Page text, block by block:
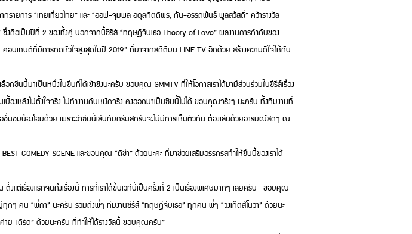
กรายการ “เทยเที่ยวไทย” และ “ออฟ-จุมพล อดุลกิตติพร, กัน-อรรถพันธ์ พูลสวัสดิ์” คว้ารางวัล
งถือเป็นปีที่ 2 ของทั้งคู่ นอกจากนี้ซีรีส์ “ทฤษฎีจีบเธอ Theory of Love” ผลงานการกำกับของ
อนเทนต์ที่มีการกดหัวใจสูงสุดในปี 2019” ที่มาจากสถิติบน LINE TV อีกด้วย สร้างความดีใจให้กับ
กซีนนี้มาเป็นหนึ่งในซีนที่ได้เข้าชิงนะครับ ขอบคุณ GMMTV ที่ให้โอกาสเราได้มามีส่วนร่วมในซีรีส์เรื่อง
งหลังไม่ตั้งใจจริง ไม่ทำงานกันหนักจริง คงออกมาเป็นซีนนี้ไม่ได้ ขอบคุณจริงๆ นะครับ ทั้งทีมงานที่
ชมน้องโอมด้วย เพราะว่าซีนนี้เล่นกับกรีนสกรีนจะไม่มีการเห็นตัวกัน ต้องเล่นด้วยอารมณ์สดๆ ณ
COMEDY SCENE และขอบคุณ “ติช่า” ด้วยนะคะ ที่มาช่วยเสริมอรรถรสทำให้ซีนนี้ของเราได้
เรื่องแรกจนถึงเรื่องนี้ การที่เราได้ขึ้นเวทีนี้เป็นครั้งที่ 2 เป็นเรื่องพิเศษมากๆ เลยครับ ขอบคุณ
น “พี่ถา” นะครับ รวมถึงพี่ๆ ทีมงานซีรีส์ “ทฤษฎีจีบเธอ” ทุกคน พี่ๆ “วงเก็ตสึโนวา” ด้วยนะ
ย-เติร์ด” ด้วยนะครับ ที่ทำให้ได้รางวัลนี้ ขอบคุณครับ”